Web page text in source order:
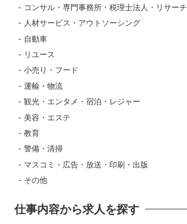
コンサル・専門事務所・税理士法人・リサーチ
人材サービス・アウトソーシング
自動車
リユース
小売り・フード
運輸・物流
観光・エンタメ・宿泊・レジャー
美容・エステ
教育
警備・清掃
マスコミ・広告・放送・印刷・出版
その他
仕事内容から求人を探す